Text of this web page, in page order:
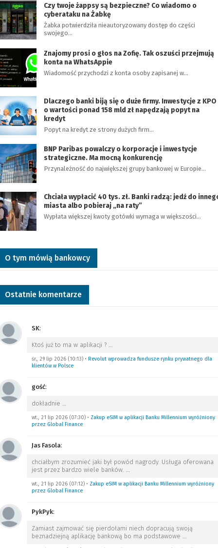
Czy twoje żappsy są bezpieczne? Co wiadomo o
cyberataku na Żabkę
Żabka potwierdziła nieautoryzowany dostęp do części
swojego…
Znajomy prosi o głos na Zofię. Tak oszuści przejmują
konta na WhatsAppie
Wiadomość przychodzi z konta osoby zapisanej w…
Dlaczego banki biją się o duże firmy. Inwestycje z KPO
o wartości ponad 158 mld zł napędzają popyt na
kredyt
Popyt na kredyt ze strony dużych firm…
BNP Paribas powalczy o korporacje i inwestycje
strategiczne. Ma mocną konkurencję
Przynależność do największej grupy bankowej w Europie…
Chciała wypłacić 40 tys. zł. Banki radzą: jedź do
miasta albo pobieraj „na raty”
Wypłata większej kwoty gotówki wymaga w większości…
O tym mówią bankowcy
Ostatnie komentarze
SK:
Ktoś już to ma w aplikacji ? …
śr., 29 lip 2026 (10:13) • Revolut wprowadza fundusze rynku prywatnego dla
klientów w Polsce
gość:
dokładnie …
wt., 21 lip 2026 (07:30) • Zakup eSIM w aplikacji Banku Millennium wyróżniony
przez Global Finance
Jas Fasola:
chciałbym zrozumieć jaki był powód nagrody. Usługa oferowana
jest przez bardzo wiele banków. …
wt., 21 lip 2026 (07:12) • Zakup eSIM w aplikacji Banku Millennium wyróżniony
przez Global Finance
PykPyk:
Zamiast zajmować się pierdołami niech dopracują swoją
beznadziejną aplikację bankową bo ma podstawowe …